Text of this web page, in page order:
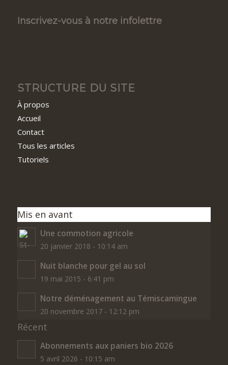
Inscrivez-vous à notre infolettre
STRUCTURE DU SITE
À propos
Accueil
Contact
Tous les articles
Tutoriels
Mis en avant
Une commotion agricole
20 janvier 2018 - 10:14 am
Nuit blanche pour gel au sol
19 mai 2015 - 6:41 pm
Notre déménagement au Témiscamingue
20 novembre 2017 - 12:12 pm
Récent
Abonnements aux paniers bio 2026
5 avril 2026 - 10:15 am